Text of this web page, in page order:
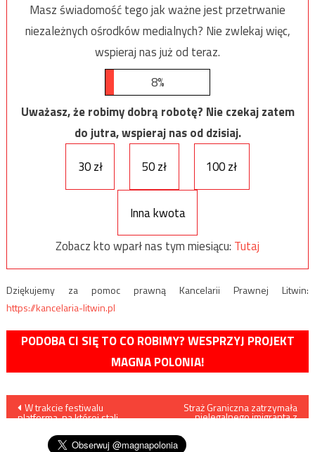
Masz świadomość tego jak ważne jest przetrwanie
niezależnych ośrodków medialnych? Nie zwlekaj więc,
wspieraj nas już od teraz.
8%
Uważasz, że robimy dobrą robotę? Nie czekaj zatem
do jutra, wspieraj nas od dzisiaj.
30 zł
50 zł 100 zł
Inna kwota
Zobacz kto wparł nas tym miesiącu: Tutaj
Dziękujemy za pomoc prawną Kancelarii Prawnej Litwin:
https://kancelaria-litwin.pl
PODOBA CI SIĘ TO CO ROBIMY? WESPRZYJ PROJEKT
MAGNA POLONIA!
Nawigacja
wpisu
W trakcie festiwalu
platforma, na której stali
Straż Graniczna zatrzymała
nielegalnego imigranta z